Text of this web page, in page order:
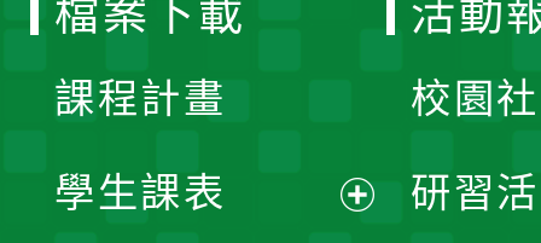
檔案下載
課程計畫
學生課表
活動
校園
研習